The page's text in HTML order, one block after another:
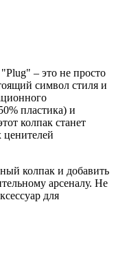
– это не просто
символ стиля и
пластика) и
колпак станет
колпак и добавить
арсеналу. Не
для